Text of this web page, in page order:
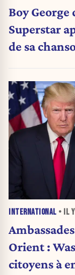
Boy
Superstar
de sa
INTERNATIONAL • IL
Orient :
citoyens à